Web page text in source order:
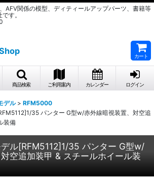
AFV関係の模型、ディティールアップパーツ、書籍等
す。
カート
商品検索 ご利用案内 カレンダー ログイン
デル > RFM5000
35 パンター G型w/赤外線暗視装置、対空追
装備
ル[RFM5112]1/35 パンター G型w/
空追加装甲 & スチールホイール装